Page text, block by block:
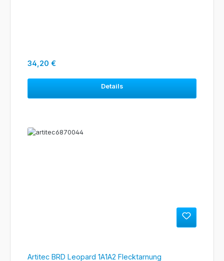
Regulärer Preis:
34,20 €
Details
Artitec BRD Leopard 1A1A2 Flecktarnung